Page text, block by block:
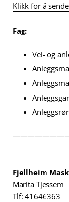
Klikk for å
Fag:
Vei- og
Fjellheim
Marita Tjessem
Tlf: 41646363